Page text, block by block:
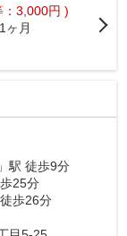
：3,000円 )
1ヶ月
」駅 徒歩9分
25分
徒歩26分